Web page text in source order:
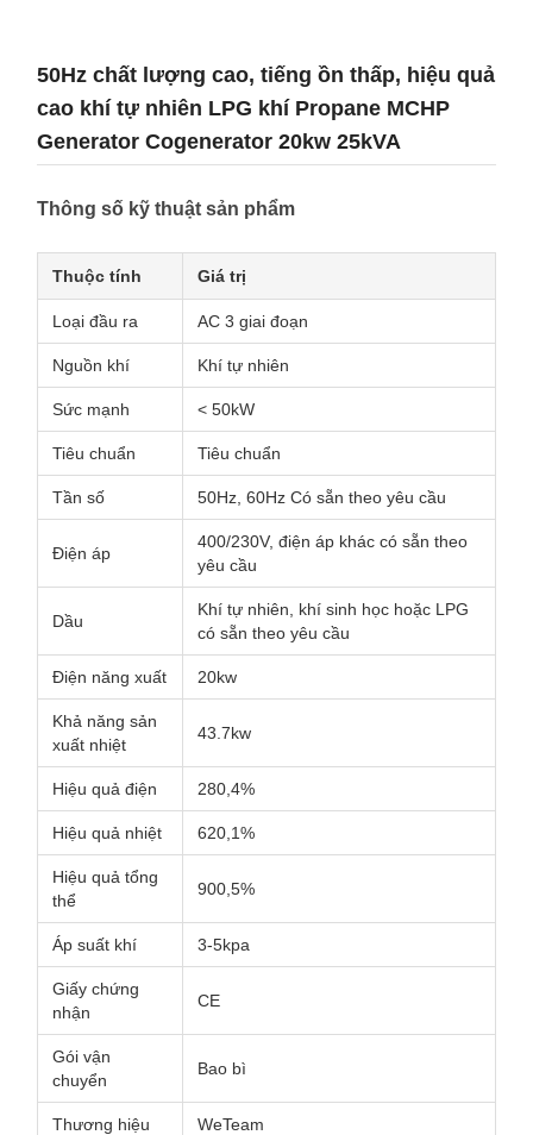
50Hz chất lượng cao, tiếng ồn thấp, hiệu quả
cao khí tự nhiên LPG khí Propane MCHP
Generator Cogenerator 20kw 25kVA
Thông số kỹ thuật sản phẩm
Thuộc tính Giá trị
Loại đầu ra AC 3 giai đoạn
Nguồn khí Khí tự nhiên
Sức mạnh < 50kW
Tiêu chuẩn Tiêu chuẩn
Tần số 50Hz, 60Hz Có sẵn theo yêu cầu
Điện áp
400/230V, điện áp khác có sẵn theo
yêu cầu
Dầu
Khí tự nhiên, khí sinh học hoặc LPG
có sẵn theo yêu cầu
Điện năng xuất 20kw
Khả năng sản
xuất nhiệt
43.7kw
Hiệu quả điện 280,4%
Hiệu quả nhiệt 620,1%
Hiệu quả tổng
thể
900,5%
Áp suất khí 3-5kpa
Giấy chứng
nhận
CE
Gói vận
chuyển
Bao bì
Thương hiệu WeTeam